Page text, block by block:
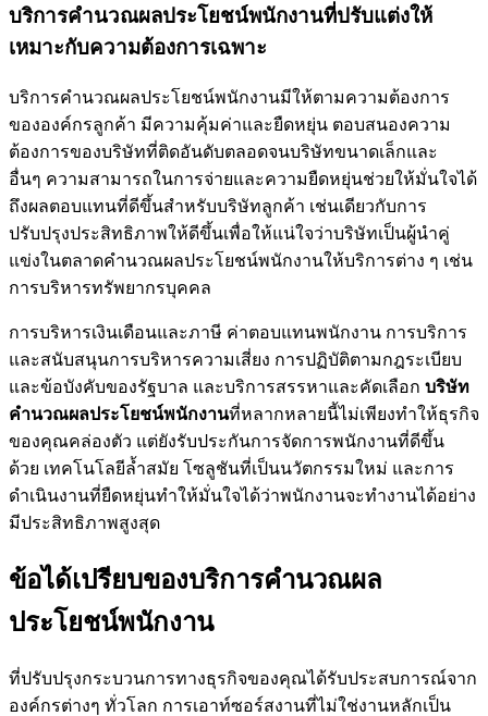
บริการคำนวณผลประโยชน์พนักงานที่ปรับแต่งให้
เหมาะกับความต้องการเฉพาะ
บริการคำนวณผลประโยชน์พนักงานมีให้ตามความต้องการ
ขององค์กรลูกค้า มีความคุ้มค่าและยืดหยุ่น ตอบสนองความ
ต้องการของบริษัทที่ติดอันดับตลอดจนบริษัทขนาดเล็กและ
อื่นๆ ความสามารถในการจ่ายและความยืดหยุ่นช่วยให้มั่นใจได้
ถึงผลตอบแทนที่ดีขึ้นสำหรับบริษัทลูกค้า เช่นเดียวกับการ
ปรับปรุงประสิทธิภาพให้ดีขึ้นเพื่อให้แน่ใจว่าบริษัทเป็นผู้นำคู่
แข่งในตลาดคำนวณผลประโยชน์พนักงานให้บริการต่าง ๆ เช่น
การบริหารทรัพยากรบุคคล
การบริหารเงินเดือนและภาษี ค่าตอบแทนพนักงาน การบริการ
และสนับสนุนการบริหารความเสี่ยง การปฏิบัติตามกฎระเบียบ
และข้อบังคับของรัฐบาล และบริการสรรหาและคัดเลือก บริษัท
คำนวณผลประโยชน์พนักงานที่หลากหลายนี้ไม่เพียงทำให้ธุรกิจ
ของคุณคล่องตัว แต่ยังรับประกันการจัดการพนักงานที่ดีขึ้น
ด้วย เทคโนโลยีล้ำสมัย โซลูชันที่เป็นนวัตกรรมใหม่ และการ
ดำเนินงานที่ยืดหยุ่นทำให้มั่นใจได้ว่าพนักงานจะทำงานได้อย่าง
มีประสิทธิภาพสูงสุด
ข้อได้เปรียบของบริการคำนวณผล
ประโยชน์พนักงาน
ที่ปรับปรุงกระบวนการทางธุรกิจของคุณได้รับประสบการณ์จาก
องค์กรต่างๆ ทั่วโลก การเอาท์ซอร์สงานที่ไม่ใช่งานหลักเป็น